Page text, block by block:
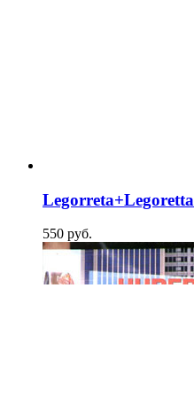
Legorreta+Legoretta
550 pуб.